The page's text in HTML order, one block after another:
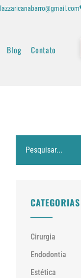
lazzaricanabarro@gmail.com
Blog Contato
CATEGORIAS
Cirurgia
Endodontia
Estética